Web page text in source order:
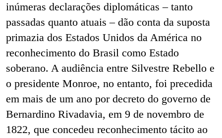
inúmeras declarações diplomáticas – tanto
passadas quanto atuais – dão conta da suposta
primazia dos Estados Unidos da América no
reconhecimento do Brasil como Estado
soberano. A audiência entre Silvestre Rebello e
o presidente Monroe, no entanto, foi precedida
em mais de um ano por decreto do governo de
Bernardino Rivadavia, em 9 de novembro de
1822, que concedeu reconhecimento tácito ao